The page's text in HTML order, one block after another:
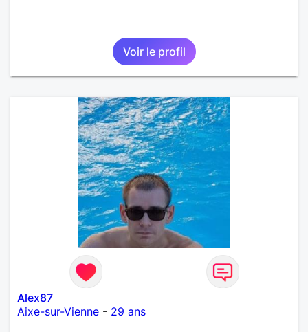
Voir le profil
Alex87
Aixe-sur-Vienne - 29 ans